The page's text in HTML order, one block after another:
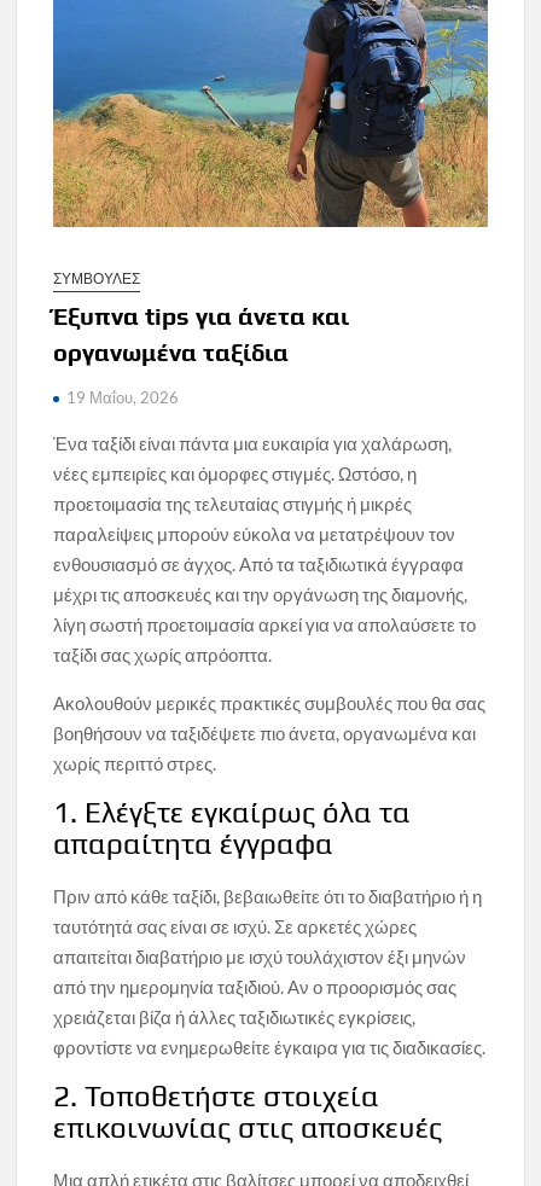
ΣΥΜΒΟΥΛΕΣ
Έξυπνα tips για άνετα και
οργανωμένα ταξίδια
19 Μαΐου, 2026
Ένα ταξίδι είναι πάντα μια ευκαιρία για χαλάρωση,
νέες εμπειρίες και όμορφες στιγμές. Ωστόσο, η
προετοιμασία της τελευταίας στιγμής ή μικρές
παραλείψεις μπορούν εύκολα να μετατρέψουν τον
ενθουσιασμό σε άγχος. Από τα ταξιδιωτικά έγγραφα
μέχρι τις αποσκευές και την οργάνωση της διαμονής,
λίγη σωστή προετοιμασία αρκεί για να απολαύσετε το
ταξίδι σας χωρίς απρόοπτα.
Ακολουθούν μερικές πρακτικές συμβουλές που θα σας
βοηθήσουν να ταξιδέψετε πιο άνετα, οργανωμένα και
χωρίς περιττό στρες.
1. Ελέγξτε εγκαίρως όλα τα
απαραίτητα έγγραφα
Πριν από κάθε ταξίδι, βεβαιωθείτε ότι το διαβατήριο ή η
ταυτότητά σας είναι σε ισχύ. Σε αρκετές χώρες
απαιτείται διαβατήριο με ισχύ τουλάχιστον έξι μηνών
από την ημερομηνία ταξιδιού. Αν ο προορισμός σας
χρειάζεται βίζα ή άλλες ταξιδιωτικές εγκρίσεις,
φροντίστε να ενημερωθείτε έγκαιρα για τις διαδικασίες.
2. Τοποθετήστε στοιχεία
επικοινωνίας στις αποσκευές
Μια απλή ετικέτα στις βαλίτσες μπορεί να αποδειχθεί